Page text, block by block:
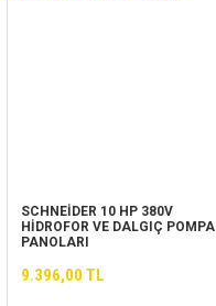
SCHNEİDER 10 HP 380V
HİDROFOR VE DALGIÇ POMPA
PANOLARI
9.396,00 TL